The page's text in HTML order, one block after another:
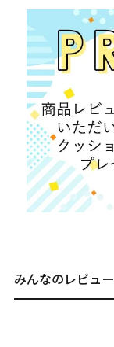
みんなのレビュー